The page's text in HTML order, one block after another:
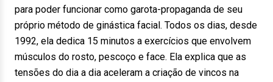
para poder funcionar como garota-propaganda de seu
próprio método de ginástica facial. Todos os dias, desde
1992, ela dedica 15 minutos a exercícios que envolvem
músculos do rosto, pescoço e face. Ela explica que as
tensões do dia a dia aceleram a criação de vincos na